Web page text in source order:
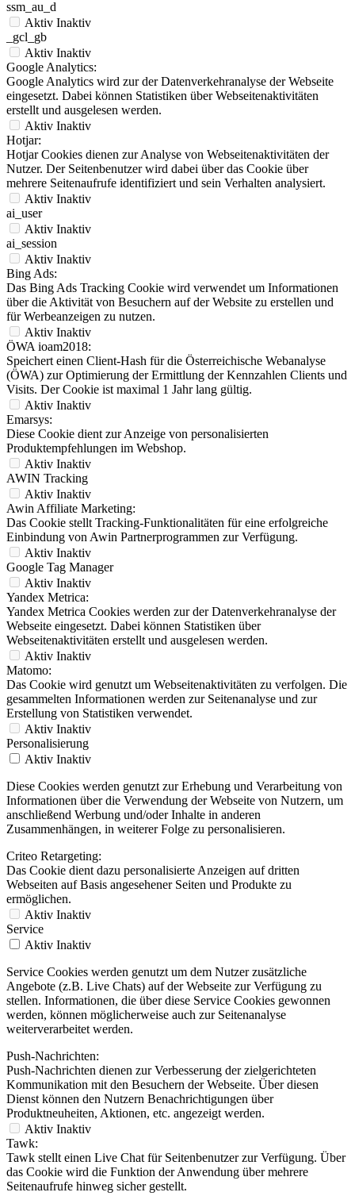
ssm_au_d
Aktiv Inaktiv
_gcl_gb
Aktiv Inaktiv
Google Analytics:
Google Analytics wird zur der Datenverkehranalyse der Webseite
eingesetzt. Dabei können Statistiken über Webseitenaktivitäten
erstellt und ausgelesen werden.
Aktiv Inaktiv
Hotjar:
Hotjar Cookies dienen zur Analyse von Webseitenaktivitäten der
Nutzer. Der Seitenbenutzer wird dabei über das Cookie über
mehrere Seitenaufrufe identifiziert und sein Verhalten analysiert.
Aktiv Inaktiv
ai_user
Aktiv Inaktiv
ai_session
Aktiv Inaktiv
Bing Ads:
Das Bing Ads Tracking Cookie wird verwendet um Informationen
über die Aktivität von Besuchern auf der Website zu erstellen und
für Werbeanzeigen zu nutzen.
Aktiv Inaktiv
ÖWA ioam2018:
Speichert einen Client-Hash für die Österreichische Webanalyse
(ÖWA) zur Optimierung der Ermittlung der Kennzahlen Clients und
Visits. Der Cookie ist maximal 1 Jahr lang gültig.
Aktiv Inaktiv
Emarsys:
Diese Cookie dient zur Anzeige von personalisierten
Produktempfehlungen im Webshop.
Aktiv Inaktiv
AWIN Tracking
Aktiv Inaktiv
Awin Affiliate Marketing:
Das Cookie stellt Tracking-Funktionalitäten für eine erfolgreiche
Einbindung von Awin Partnerprogrammen zur Verfügung.
Aktiv Inaktiv
Google Tag Manager
Aktiv Inaktiv
Yandex Metrica:
Yandex Metrica Cookies werden zur der Datenverkehranalyse der
Webseite eingesetzt. Dabei können Statistiken über
Webseitenaktivitäten erstellt und ausgelesen werden.
Aktiv Inaktiv
Matomo:
Das Cookie wird genutzt um Webseitenaktivitäten zu verfolgen. Die
gesammelten Informationen werden zur Seitenanalyse und zur
Erstellung von Statistiken verwendet.
Aktiv Inaktiv
Personalisierung
Aktiv Inaktiv
Diese Cookies werden genutzt zur Erhebung und Verarbeitung von
Informationen über die Verwendung der Webseite von Nutzern, um
anschließend Werbung und/oder Inhalte in anderen
Zusammenhängen, in weiterer Folge zu personalisieren.
Criteo Retargeting:
Das Cookie dient dazu personalisierte Anzeigen auf dritten
Webseiten auf Basis angesehener Seiten und Produkte zu
ermöglichen.
Aktiv Inaktiv
Service
Aktiv Inaktiv
Service Cookies werden genutzt um dem Nutzer zusätzliche
Angebote (z.B. Live Chats) auf der Webseite zur Verfügung zu
stellen. Informationen, die über diese Service Cookies gewonnen
werden, können möglicherweise auch zur Seitenanalyse
weiterverarbeitet werden.
Push-Nachrichten:
Push-Nachrichten dienen zur Verbesserung der zielgerichteten
Kommunikation mit den Besuchern der Webseite. Über diesen
Dienst können den Nutzern Benachrichtigungen über
Produktneuheiten, Aktionen, etc. angezeigt werden.
Aktiv Inaktiv
Tawk:
Tawk stellt einen Live Chat für Seitenbenutzer zur Verfügung. Über
das Cookie wird die Funktion der Anwendung über mehrere
Seitenaufrufe hinweg sicher gestellt.